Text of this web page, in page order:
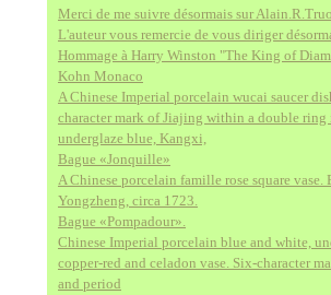
Merci de me suivre désormais sur
L'auteur vous remercie de vous diriger
Hommage à Harry Winston "The King of
Kohn Monaco
A Chinese Imperial porcelain wucai saucer
character mark of Jiajing within a double ring
underglaze blue, Kangxi,
Bague «Jonquille»
A Chinese porcelain famille rose square vase.
Yongzheng, circa 1723.
Bague «Pompadour».
Chinese Imperial porcelain blue and white,
copper-red and celadon vase. Six-character
and period